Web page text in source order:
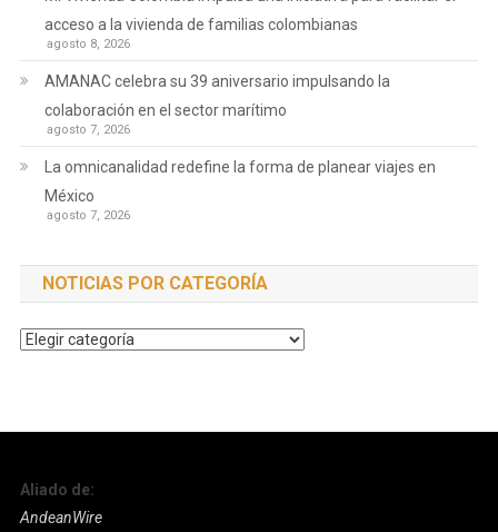
acceso a la vivienda de familias colombianas
agosto 8, 2026
AMANAC celebra su 39 aniversario impulsando la
colaboración en el sector marítimo
agosto 7, 2026
La omnicanalidad redefine la forma de planear viajes en
México
agosto 7, 2026
NOTICIAS POR CATEGORÍA
Noticias
Aliado de:
AndeanWire